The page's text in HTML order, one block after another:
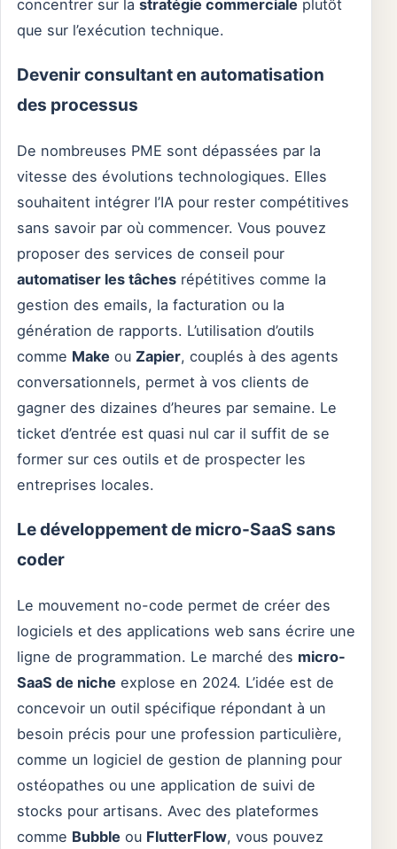
concentrer sur la stratégie commerciale plutôt
que sur l’exécution technique.
Devenir consultant en automatisation
des processus
De nombreuses PME sont dépassées par la
vitesse des évolutions technologiques. Elles
souhaitent intégrer l’IA pour rester compétitives
sans savoir par où commencer. Vous pouvez
proposer des services de conseil pour
automatiser les tâches répétitives comme la
gestion des emails, la facturation ou la
génération de rapports. L’utilisation d’outils
comme Make ou Zapier, couplés à des agents
conversationnels, permet à vos clients de
gagner des dizaines d’heures par semaine. Le
ticket d’entrée est quasi nul car il suffit de se
former sur ces outils et de prospecter les
entreprises locales.
Le développement de micro-SaaS sans
coder
Le mouvement no-code permet de créer des
logiciels et des applications web sans écrire une
ligne de programmation. Le marché des micro-
SaaS de niche explose en 2024. L’idée est de
concevoir un outil spécifique répondant à un
besoin précis pour une profession particulière,
comme un logiciel de gestion de planning pour
ostéopathes ou une application de suivi de
stocks pour artisans. Avec des plateformes
comme Bubble ou FlutterFlow, vous pouvez